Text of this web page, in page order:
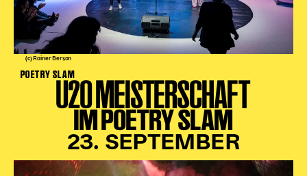
(c) Rainer Berson
POETRY SLAMU20 MEISTERSCHAFT
IM POETRY SLAM
23. SEPTEMBER